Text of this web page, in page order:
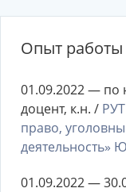
Опыт работы
01.09.2022 — по
доцент, к.н. /
право,
деятельность»
01.09.2022 —